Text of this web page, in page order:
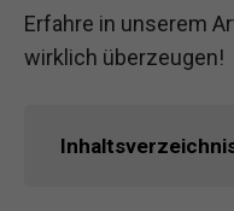
Erfahre in unserem
wirklich überzeugen!